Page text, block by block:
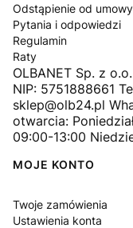
Odstąpienie od umowy
Pytania i odpowiedzi
Regulamin
Raty
OLBANET Sp. z
NIP: 5751888661
sklep@olb24.pl
otwarcia:
09:00-13:00
MOJE KONTO
Twoje zamówienia
Ustawienia konta